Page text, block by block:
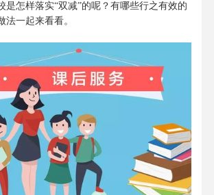
是怎样落实“双减”的呢？有哪些行之有效的
法一起来看看。